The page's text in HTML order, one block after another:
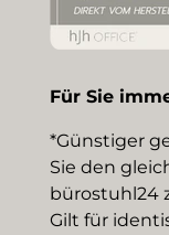
Für Sie
*Günstiger
Sie den
bürostuhl24
Gilt für